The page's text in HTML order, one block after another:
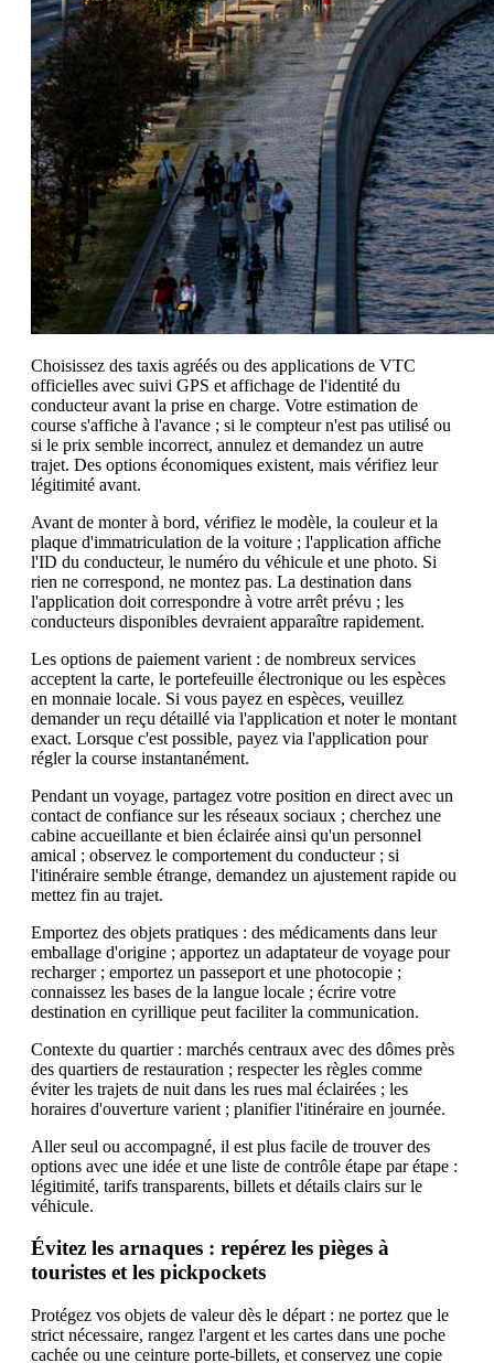
Choisissez des taxis agréés ou des applications de VTC
officielles avec suivi GPS et affichage de l'identité du
conducteur avant la prise en charge. Votre estimation de
course s'affiche à l'avance ; si le compteur n'est pas utilisé ou
si le prix semble incorrect, annulez et demandez un autre
trajet. Des options économiques existent, mais vérifiez leur
légitimité avant.
Avant de monter à bord, vérifiez le modèle, la couleur et la
plaque d'immatriculation de la voiture ; l'application affiche
l'ID du conducteur, le numéro du véhicule et une photo. Si
rien ne correspond, ne montez pas. La destination dans
l'application doit correspondre à votre arrêt prévu ; les
conducteurs disponibles devraient apparaître rapidement.
Les options de paiement varient : de nombreux services
acceptent la carte, le portefeuille électronique ou les espèces
en monnaie locale. Si vous payez en espèces, veuillez
demander un reçu détaillé via l'application et noter le montant
exact. Lorsque c'est possible, payez via l'application pour
régler la course instantanément.
Pendant un voyage, partagez votre position en direct avec un
contact de confiance sur les réseaux sociaux ; cherchez une
cabine accueillante et bien éclairée ainsi qu'un personnel
amical ; observez le comportement du conducteur ; si
l'itinéraire semble étrange, demandez un ajustement rapide ou
mettez fin au trajet.
Emportez des objets pratiques : des médicaments dans leur
emballage d'origine ; apportez un adaptateur de voyage pour
recharger ; emportez un passeport et une photocopie ;
connaissez les bases de la langue locale ; écrire votre
destination en cyrillique peut faciliter la communication.
Contexte du quartier : marchés centraux avec des dômes près
des quartiers de restauration ; respecter les règles comme
éviter les trajets de nuit dans les rues mal éclairées ; les
horaires d'ouverture varient ; planifier l'itinéraire en journée.
Aller seul ou accompagné, il est plus facile de trouver des
options avec une idée et une liste de contrôle étape par étape :
légitimité, tarifs transparents, billets et détails clairs sur le
véhicule.
Évitez les arnaques : repérez les pièges à
touristes et les pickpockets
Protégez vos objets de valeur dès le départ : ne portez que le
strict nécessaire, rangez l'argent et les cartes dans une poche
cachée ou une ceinture porte-billets, et conservez une copie